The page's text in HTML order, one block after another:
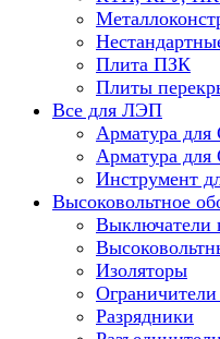
Плита ПЗК
Плиты
Все для ЛЭП
Арматура
Арматура
Инструмент
Высоковольтное
Выключатели
Изоляторы
Разрядники